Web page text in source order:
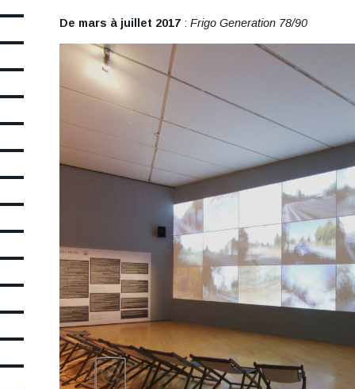
De mars à juillet 2017 : Frigo Generation 78/90